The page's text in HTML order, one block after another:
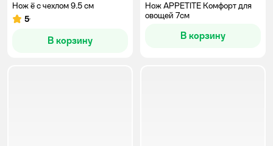
Нож ё с чехлом 9.5 см
Рейтинг:
5
В корзину
Нож APPETITE Комфорт для
овощей 7см
В корзину